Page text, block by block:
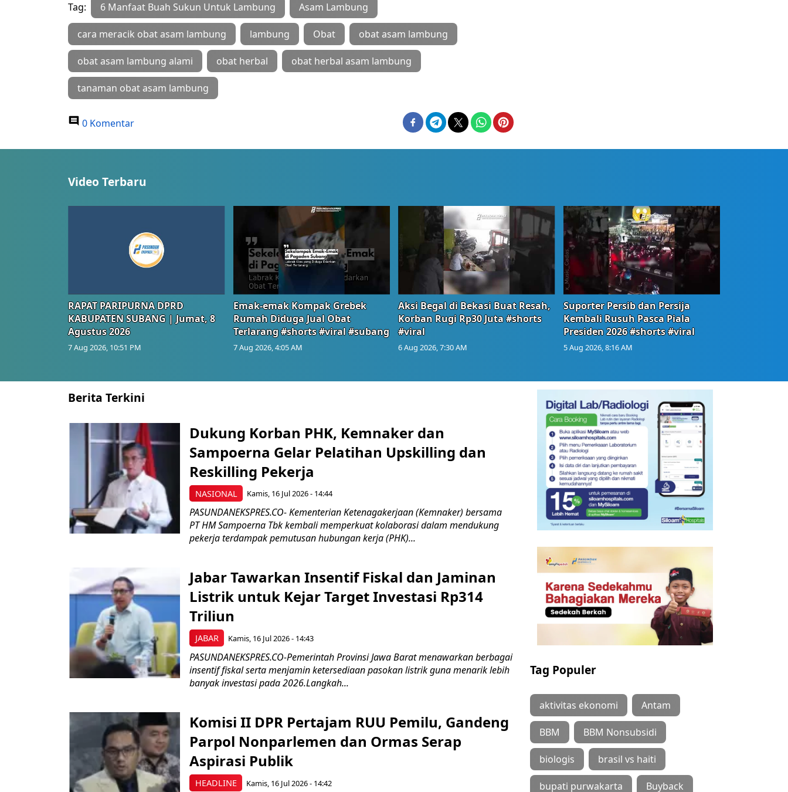
Tag: 6 Manfaat Buah Sukun Untuk Lambung Asam Lambung
cara meracik obat asam lambung lambung Obat obat asam lambung
obat asam lambung alami obat herbal obat herbal asam lambung
tanaman obat asam lambung
0 Komentar
Video Terbaru
RAPAT PARIPURNA DPRD
KABUPATEN SUBANG | Jumat, 8
Agustus 2026
7 Aug 2026, 10:51 PM
Emak-emak Kompak Grebek
Rumah Diduga Jual Obat
Terlarang #shorts #viral #subang
7 Aug 2026, 4:05 AM
Aksi Begal di Bekasi Buat Resah,
Korban Rugi Rp30 Juta #shorts
#viral
6 Aug 2026, 7:30 AM
Suporter Persib dan Persija
Kembali Rusuh Pasca Piala
Presiden 2026 #shorts #viral
5 Aug 2026, 8:16 AM
Berita Terkini
NASIONAL
Dukung Korban PHK, Kemnaker dan
Sampoerna Gelar Pelatihan Upskilling dan
Reskilling Pekerja
Kamis, 16 Jul 2026 - 14:44
PASUNDANEKSPRES.CO- Kementerian Ketenagakerjaan (Kemnaker) bersama
PT HM Sampoerna Tbk kembali memperkuat kolaborasi dalam mendukung
pekerja terdampak pemutusan hubungan kerja (PHK)...
JABAR
Jabar Tawarkan Insentif Fiskal dan Jaminan
Listrik untuk Kejar Target Investasi Rp314
Triliun
Kamis, 16 Jul 2026 - 14:43
PASUNDANEKSPRES.CO-Pemerintah Provinsi Jawa Barat menawarkan berbagai
insentif fiskal serta menjamin ketersediaan pasokan listrik guna menarik lebih
banyak investasi pada 2026.Langkah...
HEADLINE
Komisi II DPR Pertajam RUU Pemilu, Gandeng
Parpol Nonparlemen dan Ormas Serap
Aspirasi Publik
Kamis, 16 Jul 2026 - 14:42
Tag Populer
aktivitas ekonomi Antam
BBM BBM Nonsubsidi
biologis brasil vs haiti
bupati purwakarta Buyback